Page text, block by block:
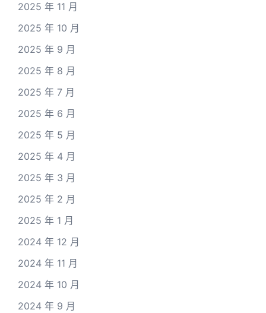
2025 年 11 月
2025 年 10 月
2025 年 9 月
2025 年 8 月
2025 年 7 月
2025 年 6 月
2025 年 5 月
2025 年 4 月
2025 年 3 月
2025 年 2 月
2025 年 1 月
2024 年 12 月
2024 年 11 月
2024 年 10 月
2024 年 9 月